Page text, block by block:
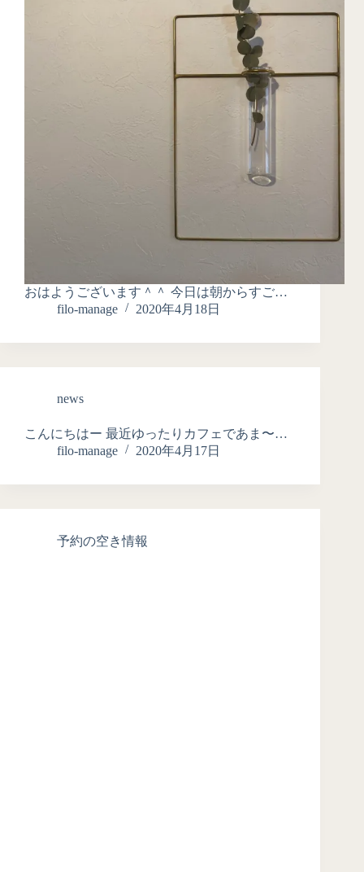
おはようございます＾＾ 今日は朝からすご…
filo-manage
2020年4月18日
news
こんにちはー 最近ゆったりカフェであま〜…
filo-manage
2020年4月17日
予約の空き情報